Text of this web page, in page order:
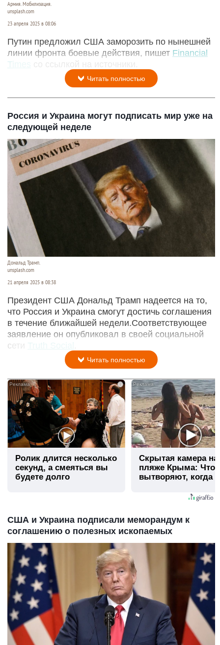
Армия. Мобилизация.
unsplash.com
23 апреля 2025 в 08:06
Путин предложил США заморозить по нынешней
линии фронта боевые действия, пишет Financial
Times
со ссылкой на источники.
Читать полностью
Россия и Украина могут подписать мир уже на
следующей неделе
Дональд Трамп.
unsplash.com
21 апреля 2025 в 08:38
Президент США Дональд Трамп надеется на то,
что Россия и Украина смогут достичь соглашения
в течение ближайшей недели.Соответствующее
заявление он опубликовал в своей социальной
сети Truth Social
Читать полностью
Ролик длится несколько
секунд, а смеяться вы
будете долго
Скрытая камера на
пляже Крыма: Что
вытворяют, когда
США и Украина подписали меморандум к
соглашению о полезных ископаемых